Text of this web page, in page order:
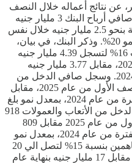
عن نتائج أعماله خلال النصف
الأول من العام الحالي، حيث تجاوز صافي أرباح البنك 3 مليار جنيه
خلال النصف الأول من 2025، مقارنة بنحو 2.5 مليار جنيه خلال نفس
الفترة من عام 2024، محققا نسبة نمو 20%. وذكر البنك، في بيان،
أن أرباحه قبل ضرائب الدخل قفزت 16% لتسجل 4.39 مليار جنيه
مصري عن النصف الأول من عام 2025، مقابل 3.77 مليار جنيه
مصري خلال نفس الفترة من عام 2024. وسجل صافي الدخل من
العائد 6 مليار جنيه مصري خلال النصف الأول من عام 2025، مقابل
5 مليار جنيه مصري خلال نفس الفترة من عام 2024، بمعدل نمو بلغ
17%. بالإضافة إلى ذلك، بلغ صافي الدخل من الأتعاب والعمولات 918
مليون جنيه مصري خلال النصف الأول من عام 2025 مقابل 809
مليون جنيه مصري مقارنة بنفس الفترة من عام 2024، بمعدل نمو
14%. وإرتفعت إجمالي حقوق المساهمين بنسبة 15% لتصل الي 20
مليار جنيه مصري بنهاية يونيو2025، مقابل 17 مليار جنيه بنهاية عام